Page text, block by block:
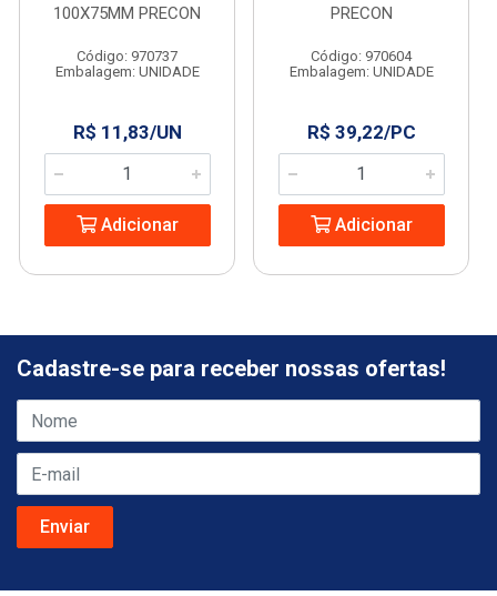
100X75MM PRECON
Código: 970737
Embalagem: UNIDADE
R$ 11,83/UN
Adicionar
PRECON
Código: 970604
Embalagem: UNIDADE
R$ 39,22/PC
Adicionar
Cadastre-se para receber nossas ofertas!